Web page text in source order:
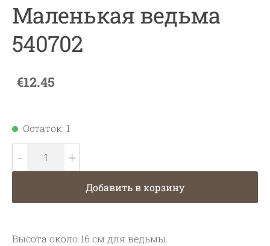
Маленькая ведьма
540702
€12.45
Остаток: 1
- +
Добавить в корзину
Высота около 16 см для ведьмы.